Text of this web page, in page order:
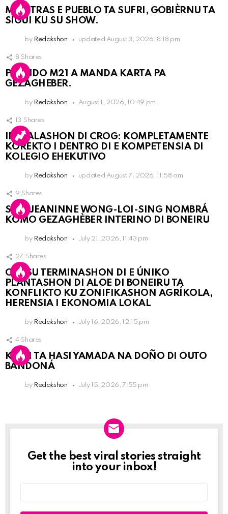
MIENTRAS E PUEBLO TA SUFRI, GOBIÈRNU TA
SIGUI KU SU SHOW.
by Redakshon updated August 3, 2026, 8:18 pm
8 Shares
PARTIDO M21 A MANDA KARTA PA
GEZAGHEBER.
by Redakshon August 1, 2026, 10:49 pm
13 Shares
INSTALASHON DI CROG: KOMPLETAMENTE
KOREKTO I DENTRO DI E KOMPETENSIA DI
KOLEGIO EHEKUTIVO
by Redakshon updated August 7, 2026, 11:58 am
9 Shares
SRA. JEANINNE WONG-LOI-SING NOMBRÁ
KOMO GEZAGHÈBER INTERINO DI BONEIRU
by Redakshon July 21, 2026, 11:43 pm
27 Shares
OLB SU TERMINASHON DI E ÚNIKO
PLANTASHON DI ALOE DI BONEIRU TA
KONFLIKTO KU ZONIFIKASHON AGRÍKOLA,
HERENSIA I EKONOMIA LOKAL
by Redakshon July 16, 2026, 12:15 pm
4 Shares
KPCN TA HASI YAMADA NA DOÑO DI OUTO
BANDONÁ
by Redakshon July 15, 2026, 7:55 pm
Newslett
Get the best viral stories straight
into your inbox!